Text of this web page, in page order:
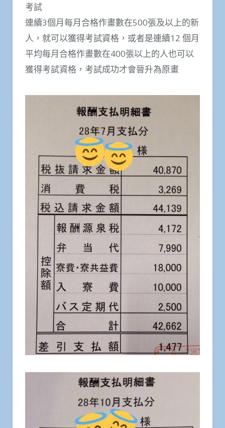
考試
連續3個月每月合格作畫數在500張及以上的新
人，就可以獲得考試資格，或者是連續12 個月
平均每月合格作畫數在400張以上的人也可以
獲得考試資格，考試成功才會晉升為原畫